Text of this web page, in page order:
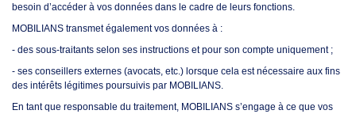
besoin d’accéder à vos données dans le cadre de leurs fonctions.
MOBILIANS transmet également vos données à :
- des sous-traitants selon ses instructions et pour son compte uniquement ;
- ses conseillers externes (avocats, etc.) lorsque cela est nécessaire aux fins
des intérêts légitimes poursuivis par MOBILIANS.
En tant que responsable du traitement, MOBILIANS s’engage à ce que vos